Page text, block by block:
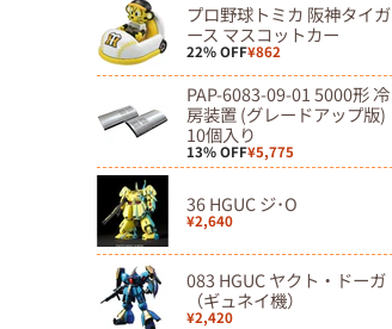
プロ野球トミカ 阪神タイガ
ース マスコットカー
22% OFF¥862
PAP-6083-09-01 5000形 冷
房装置 (グレードアップ版)
10個入り
13% OFF¥5,775
36 HGUC ジ･O
¥2,640
083 HGUC ヤクト・ドーガ
（ギュネイ機）
¥2,420